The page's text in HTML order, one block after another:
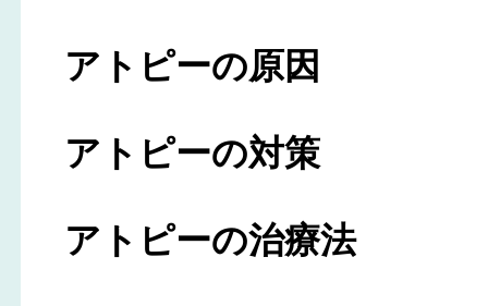
アトピーの原因
アトピーの対策
アトピーの治療法